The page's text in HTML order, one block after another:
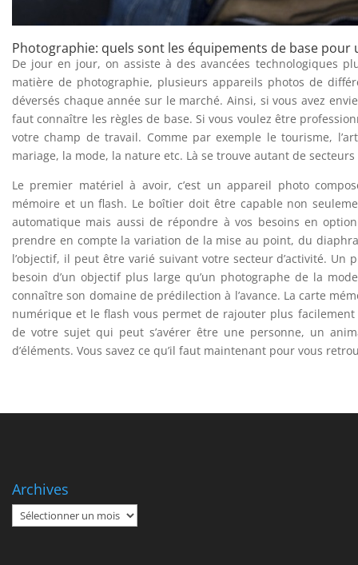
Photographie: quels sont les équipements de base pour
De jour en jour, on assiste à des avancées technologiques
matière de photographie, plusieurs appareils photos de
déversés chaque année sur le marché. Ainsi, si vous avez
faut connaître les règles de base. Si vous voulez être
votre champ de travail. Comme par exemple le tourisme,
mariage, la mode, la nature etc. Là se trouve autant de
Le premier matériel à avoir, c’est un appareil photo
mémoire et un flash. Le boîtier doit être capable non
automatique mais aussi de répondre à vos besoins en
prendre en compte la variation de la mise au point, du
l’objectif, il peut être varié suivant votre secteur d’activité.
besoin d’un objectif plus large qu’un photographe de la
connaître son domaine de prédilection à l’avance. La carte
numérique et le flash vous permet de rajouter plus
de votre sujet qui peut s’avérer être une personne, un
d’éléments. Vous savez ce qu’il faut maintenant pour vous
Archives
Archives